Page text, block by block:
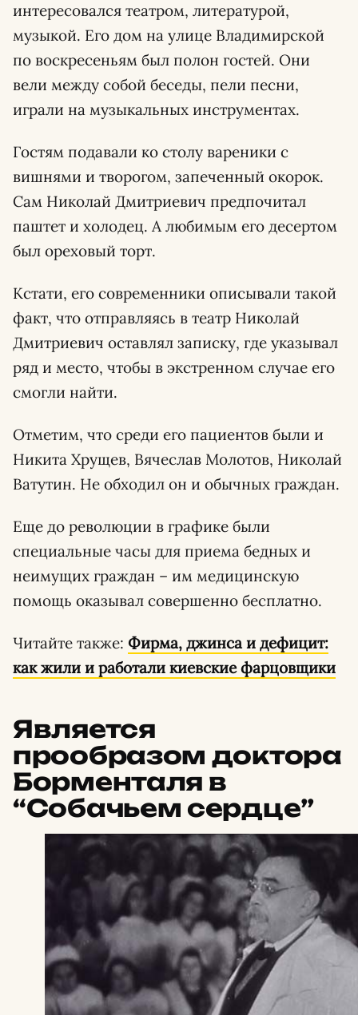
интересовался театром, литературой,
музыкой. Его дом на улице Владимирской
по воскресеньям был полон гостей. Они
вели между собой беседы, пели песни,
играли на музыкальных инструментах.
Гостям подавали ко столу вареники с
вишнями и творогом, запеченный окорок.
Сам Николай Дмитриевич предпочитал
паштет и холодец. А любимым его десертом
был ореховый торт.
Кстати, его современники описывали такой
факт, что отправляясь в театр Николай
Дмитриевич оставлял записку, где указывал
ряд и место, чтобы в экстренном случае его
смогли найти.
Отметим, что среди его пациентов были и
Никита Хрущев, Вячеслав Молотов, Николай
Ватутин. Не обходил он и обычных граждан.
Еще до революции в графике были
специальные часы для приема бедных и
неимущих граждан – им медицинскую
помощь оказывал совершенно бесплатно.
Читайте также: Фирма, джинса и дефицит:
как жили и работали киевские фарцовщики
Является
прообразом доктора
Борменталя в
“Собачьем сердце”